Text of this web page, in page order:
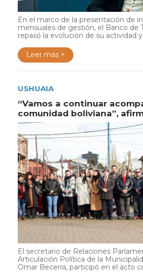
En el marco de la presentación de
mensuales de gestión, el Banco de
repasó la evolución de su actividad y
Leer más +
USHUAIA
“Vamos a continuar
comunidad boliviana”,
El secretario de Relaciones
Articulación Política de la
Omar Becerra, participó en el acto